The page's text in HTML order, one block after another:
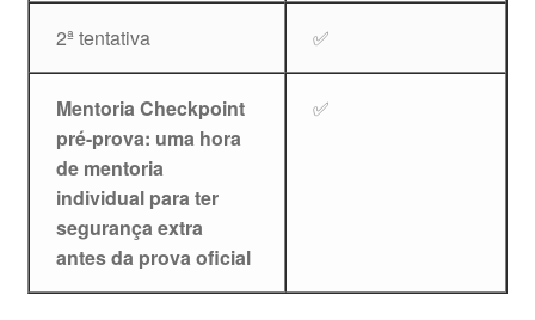
2ª tentativa ✅
Mentoria Checkpoint
pré-prova: uma hora
de mentoria
individual para ter
segurança extra
antes da prova oficial
✅